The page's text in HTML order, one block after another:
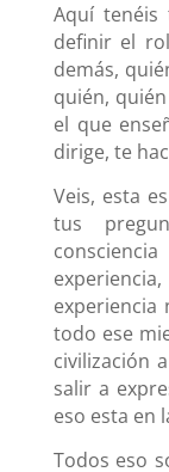
Aquí
definir el
demás,
quién,
el que
dirige, te
Veis, esta
tus
todo ese
civilización
salir a
eso esta en
Todos eso